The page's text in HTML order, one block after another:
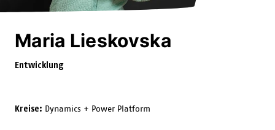
Maria Lieskovska
Entwicklung
Kreise: Dynamics + Power Platform